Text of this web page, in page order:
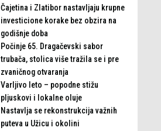
Čajetina i Zlatibor nastavljaju krupne
investicione korake bez obzira na
godišnje doba
Počinje 65. Dragačevski sabor
trubača, stolica više tražila se i pre
zvaničnog otvaranja
Varljivo leto – popodne stižu
pljuskovi i lokalne oluje
Nastavlja se rekonstrukcija važnih
puteva u Užicu i okolini